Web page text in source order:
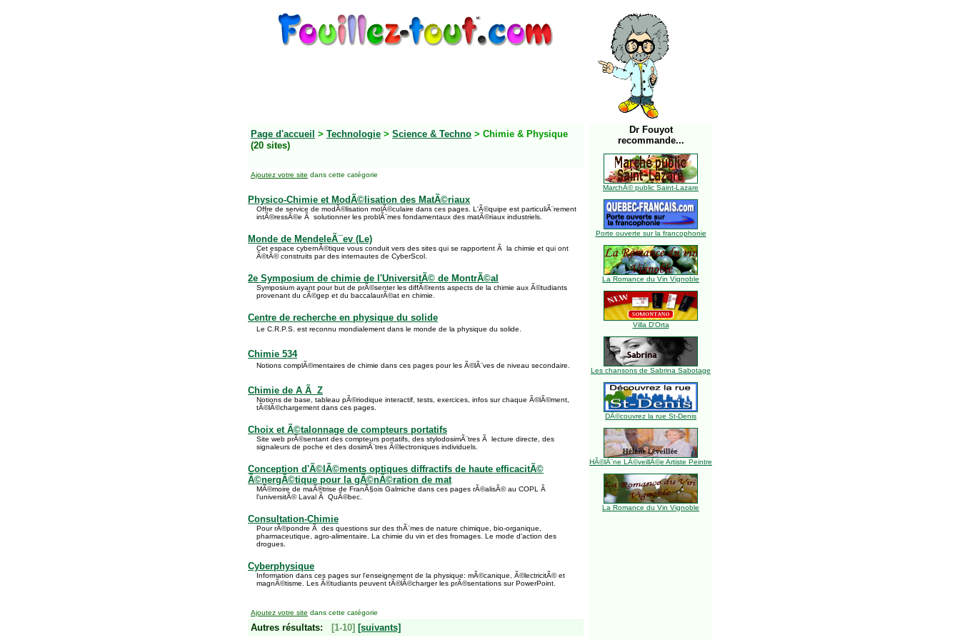
Page d'accueil > Technologie > Science & Techno > Chimie & Physique
(20 sites)
Ajoutez votre site dans cette catégorie
Physico-Chimie et ModÃ©lisation des MatÃ©riaux
Offre de service de modÃ©lisation molÃ©culaire dans ces pages. L'Ã©quipe est particuliÃ¨rement
intÃ©ressÃ©e Ã solutionner les problÃ¨mes fondamentaux des matÃ©riaux industriels.
Monde de MendeleÃ¯ev (Le)
Cet espace cybernÃ©tique vous conduit vers des sites qui se rapportent Ã la chimie et qui ont
Ã©tÃ© construits par des internautes de CyberScol.
2e Symposium de chimie de l'UniversitÃ© de MontrÃ©al
Symposium ayant pour but de prÃ©senter les diffÃ©rents aspects de la chimie aux Ã©tudiants
provenant du cÃ©gep et du baccalaurÃ©at en chimie.
Centre de recherche en physique du solide
Le C.R.P.S. est reconnu mondialement dans le monde de la physique du solide.
Chimie 534
Notions complÃ©mentaires de chimie dans ces pages pour les Ã©lÃ¨ves de niveau secondaire.
Chimie de A Ã Z
Notions de base, tableau pÃ©riodique interactif, tests, exercices, infos sur chaque Ã©lÃ©ment,
tÃ©lÃ©chargement dans ces pages.
Choix et Ã©talonnage de compteurs portatifs
Site web prÃ©sentant des compteurs portatifs, des stylodosimÃ¨tres Ã lecture directe, des
signaleurs de poche et des dosimÃ¨tres Ã©lectroniques individuels.
Conception d'Ã©lÃ©ments optiques diffractifs de haute efficacitÃ©
Ã©nergÃ©tique pour la gÃ©nÃ©ration de mat
MÃ©moire de maÃ®trise de FranÃ§ois Galmiche dans ces pages rÃ©alisÃ© au COPL Ã
l'universitÃ© Laval Ã QuÃ©bec.
Consultation-Chimie
Pour rÃ©pondre Ã des questions sur des thÃ¨mes de nature chimique, bio-organique,
pharmaceutique, agro-alimentaire. La chimie du vin et des fromages. Le mode d'action des
drogues.
Cyberphysique
Information dans ces pages sur l'enseignement de la physique: mÃ©canique, Ã©lectricitÃ© et
magnÃ©tisme. Les Ã©tudiants peuvent tÃ©lÃ©charger les prÃ©sentations sur PowerPoint.
Dr Fouyot
recommande...
MarchÃ© public Saint-Lazare
Porte ouverte sur la francophonie
La Romance du Vin Vignoble
Villa D'Orta
Les chansons de Sabrina Sabotage
DÃ©couvrez la rue St-Denis
HÃ©lÃ¨ne LÃ©veillÃ©e Artiste Peintre
La Romance du Vin Vignoble
Ajoutez votre site dans cette catégorie
Autres résultats: [1-10] [suivants]